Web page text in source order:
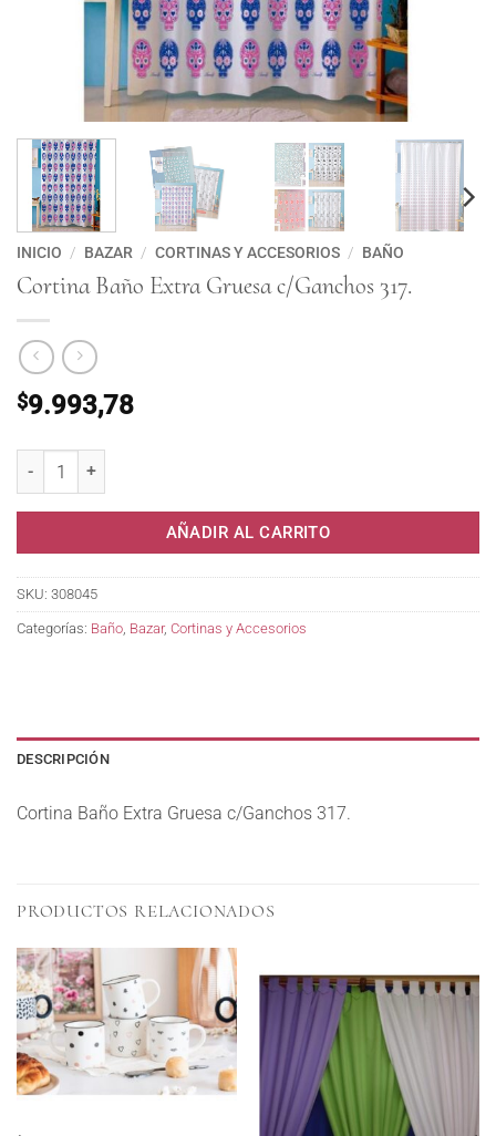
INICIO / BAZAR / CORTINAS Y ACCESORIOS / BAÑO
Cortina Baño Extra Gruesa c/Ganchos 317.
$9.993,78
AÑADIR AL CARRITO
SKU: 308045
Categorías: Baño, Bazar, Cortinas y Accesorios
DESCRIPCIÓN
Cortina Baño Extra Gruesa c/Ganchos 317.
PRODUCTOS RELACIONADOS